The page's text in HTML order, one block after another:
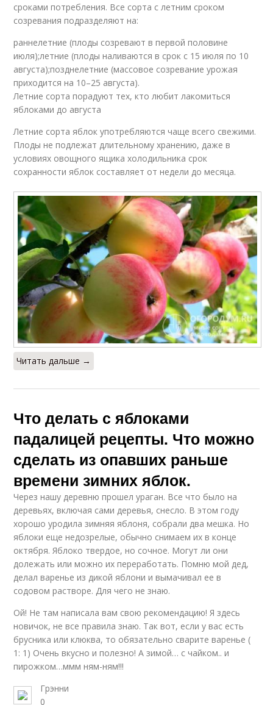
сроками потребления. Все сорта с летним сроком
созревания подразделяют на:
раннелетние (плоды созревают в первой половине
июля);летние (плоды наливаются в срок с 15 июля по 10
августа);позднелетние (массовое созревание урожая
приходится на 10–25 августа).
Летние сорта порадуют тех, кто любит лакомиться
яблоками до августа
Летние сорта яблок употребляются чаще всего свежими.
Плоды не подлежат длительному хранению, даже в
условиях овощного ящика холодильника срок
сохранности яблок составляет от недели до месяца.
Читать дальше →
Что делать с яблоками
падалицей рецепты. Что можно
сделать из опавших раньше
времени зимних яблок.
Через нашу деревню прошел ураган. Все что было на
деревьях, включая сами деревья, снесло. В этом году
хорошо уродила зимняя яблоня, собрали два мешка. Но
яблоки еще недозрелые, обычно снимаем их в конце
октября. Яблоко твердое, но сочное. Могут ли они
долежать или можно их переработать. Помню мой дед,
делал варенье из дикой яблони и вымачивал ее в
содовом растворе. Для чего не знаю.
Ой! Не там написала вам свою рекомендацию! Я здесь
новичок, не все правила знаю. Так вот, если у вас есть
брусника или клюква, то обязательно сварите варенье (
1: 1) Очень вкусно и полезно! А зимой… с чайком.. и
пирожком…ммм ням-ням!!!
Грэнни
0